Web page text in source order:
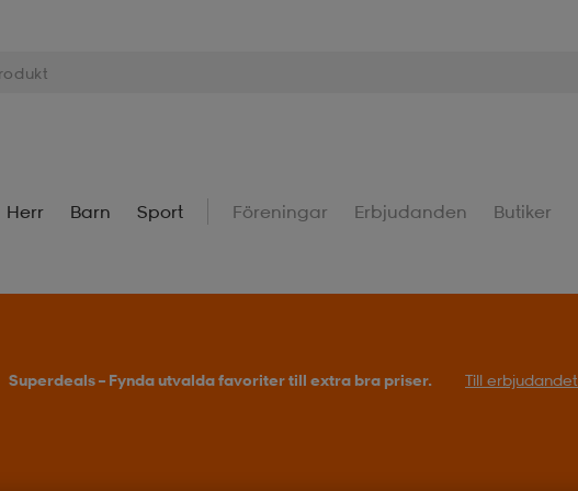
Herr Barn Sport Föreningar Erbjudanden Butiker
Superdeals – Fynda utvalda favoriter till extra bra priser. Till erbjudandet